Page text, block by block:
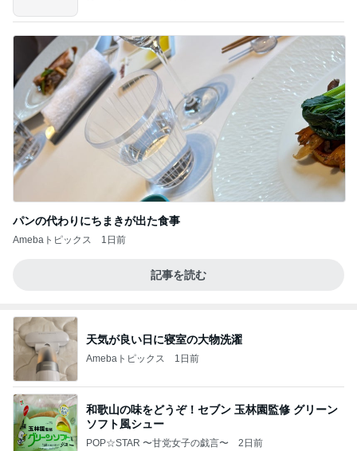
パンの代わりにちまきが出た食事
Amebaトピックス 1日前
記事を読む
天気が良い日に寝室の大物洗濯
Amebaトピックス 1日前
和歌山の味をどうぞ！セブン 玉林園監修 グリーン
ソフト風シュー
POP☆STAR 〜甘党女子の戯言〜 2日前